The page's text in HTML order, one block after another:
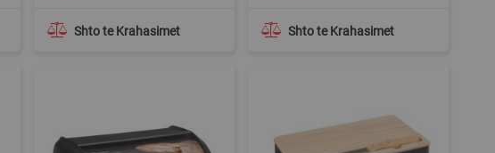
Shto te Krahasimet Shto te Krahasimet